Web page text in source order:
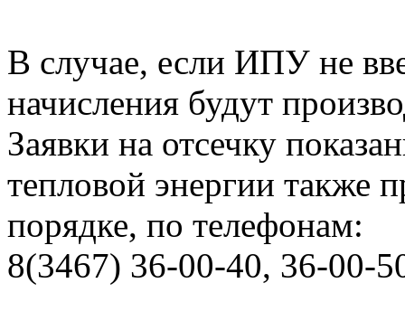
В случае, если ИПУ не
начисления будут
Заявки на отсечку
тепловой энергии также
порядке, по телефонам:
8(3467) 36-00-40, 36-00-